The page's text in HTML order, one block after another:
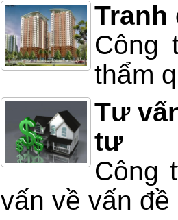
Công
thẩm
Tư
tư
Công
vấn về vấn